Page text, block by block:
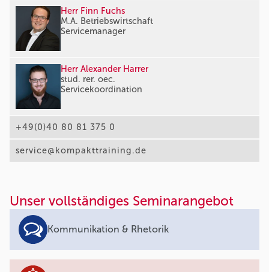
Herr Finn Fuchs
M.A. Betriebswirtschaft
Servicemanager
Herr Alexander Harrer
stud. rer. oec.
Servicekoordination
+49(0)40 80 81 375 0
service@kompakttraining.de
Unser vollständiges Seminarangebot
Kommunikation & Rhetorik